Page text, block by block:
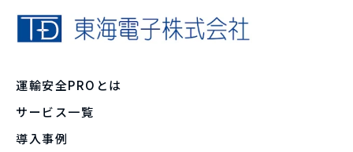
運輸安全PROとは
サービス一覧
導入事例